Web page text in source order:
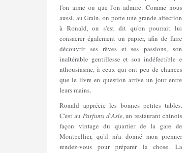
l'on aime ou que l'on admire. Comme nous
aussi, au Grain, on porte une grande affection
à Ronald, on s'est dit qu'on pourrait lui
consacrer également un papier, afin de faire
découvrir ses rêves et ses passions, son
inaltérable gentillesse et son indéfectible e
nthousiasme, à ceux qui ont peu de chances
que le livre en question arrive un jour entre
leurs mains.
Ronald apprécie les bonnes petites tables.
C'est au Parfums d'Asie, un restaurant chinois
façon vintage du quartier de la gare de
Montpellier, qu'il m'a donné mon premier
rendez-vous pour préparer la chose. La